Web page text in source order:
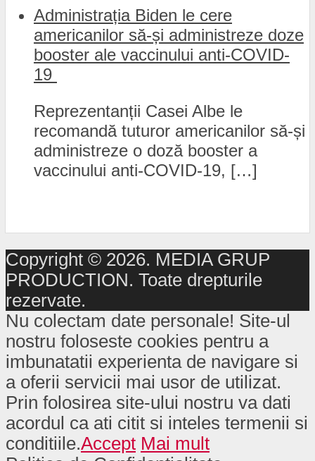
Administrația Biden le cere
americanilor să-și administreze doze
booster ale vaccinului anti-COVID-
19
Reprezentanții Casei Albe le
recomandă tuturor americanilor să-și
administreze o doză booster a
vaccinului anti-COVID-19, […]
Copyright © 2026. MEDIA GRUP
PRODUCTION. Toate drepturile
rezervate.
Nu colectam date personale! Site-ul
nostru foloseste cookies pentru a
imbunatatii experienta de navigare si
a oferii servicii mai usor de utilizat.
Prin folosirea site-ului nostru va dati
acordul ca ati citit si inteles termenii si
conditiile.Accept Mai mult